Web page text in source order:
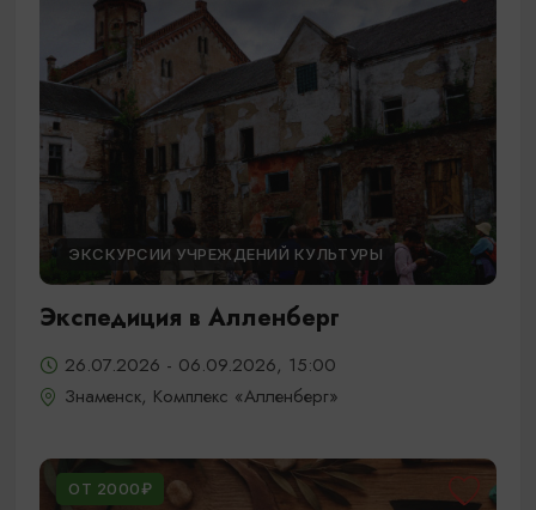
ЭКСКУРСИИ УЧРЕЖДЕНИЙ КУЛЬТУРЫ
Экспедиция в Алленберг
26.07.2026 - 06.09.2026, 15:00
Знаменск, Комплекс «Алленберг»
ОТ 2000₽